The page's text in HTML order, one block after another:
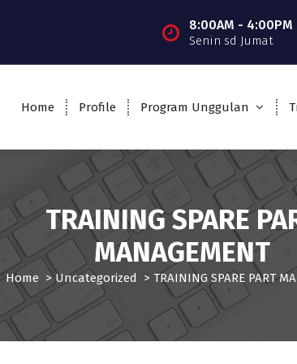
8:00AM - 4:00PM
Senin sd Jumat
Home Profile Program Unggulan
TRAINING SPARE
MANAGEMENT
Home >Uncategorized > TRAINING SPARE PART